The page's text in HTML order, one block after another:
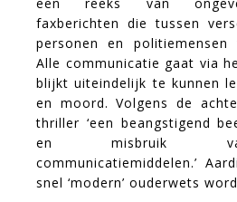
faxberichten die tussen
personen en politiemensen
Alle communicatie gaat via
blijkt uiteindelijk te kunnen
en moord. Volgens de
thriller ‘een beangstigend
en misbruik
communicatiemiddelen.’
snel ‘modern’ ouderwets